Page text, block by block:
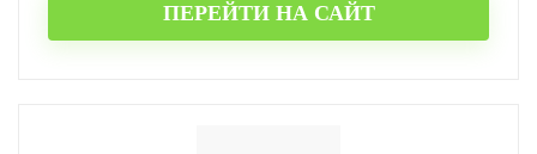
ПЕРЕЙТИ НА САЙТ